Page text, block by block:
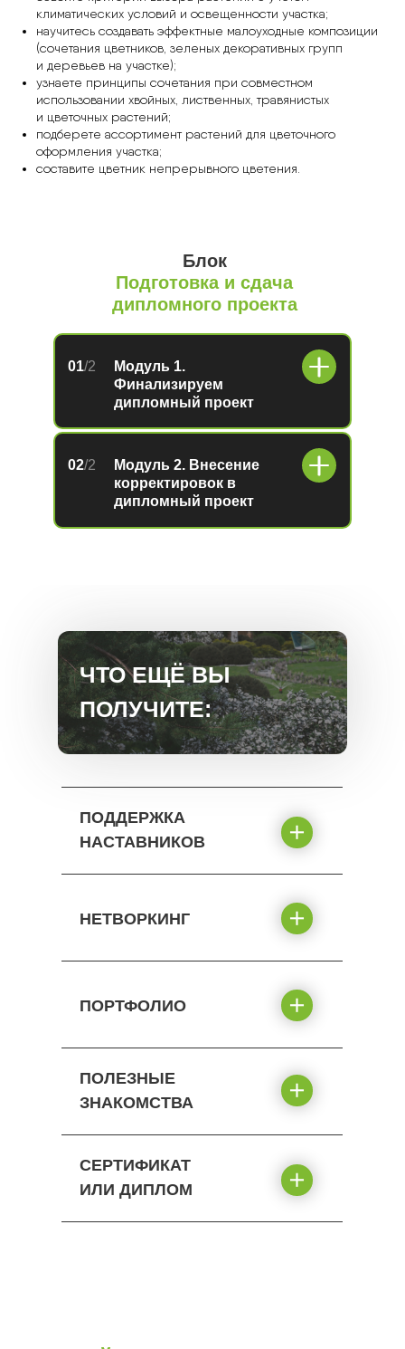
климатических условий и освещенности участка;
научитесь создавать эффектные малоуходные композиции
(сочетания цветников, зеленых декоративных групп
и деревьев на участке);
узнаете принципы сочетания при совместном
использовании хвойных, лиственных, травянистых
и цветочных растений;
подберете ассортимент растений для цветочного
оформления участка;
составите цветник непрерывного цветения.
Блок
Подготовка и сдача
дипломного проекта
Модуль 1.
Финализируем
дипломный проект
01/2
Модуль 2. Внесение
корректировок в
дипломный проект
02/2
ЧТО ЕЩЁ ВЫ
ПОЛУЧИТЕ:
ПОДДЕРЖКА
НАСТАВНИКОВ
НЕТВОРКИНГ
ПОРТФОЛИО
ПОЛЕЗНЫЕ
ЗНАКОМСТВА
СЕРТИФИКАТ
ИЛИ ДИПЛОМ